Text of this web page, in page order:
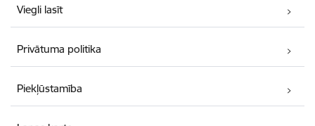
Viegli lasīt
Privātuma politika
Piekļūstamība